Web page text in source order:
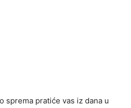
sprema pratiće vas iz dana u